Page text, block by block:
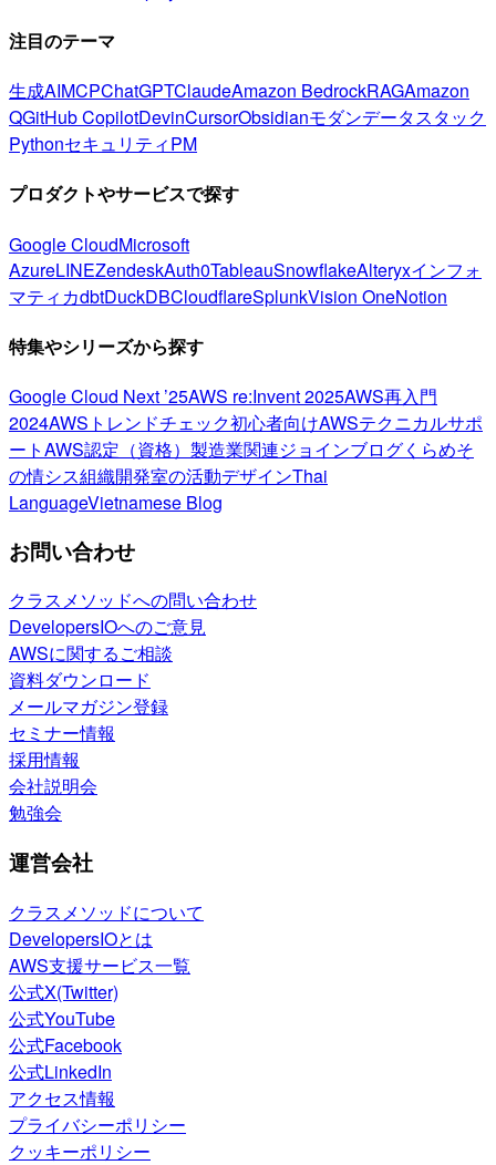
注目のテーマ
生成AIMCPChatGPTClaudeAmazon BedrockRAGAmazon
QGitHub CopilotDevinCursorObsidianモダンデータスタック
PythonセキュリティPM
プロダクトやサービスで探す
Google CloudMicrosoft
AzureLINEZendeskAuth0TableauSnowflakeAlteryxインフォ
マティカdbtDuckDBCloudflareSplunkVision OneNotion
特集やシリーズから探す
Google Cloud Next ’25AWS re:Invent 2025AWS再入門
2024AWSトレンドチェック初心者向けAWSテクニカルサポ
ートAWS認定（資格） 製造業関連ジョインブログくらめそ
の情シス組織開発室の活動デザインThai
LanguageVietnamese Blog
お問い合わせ
クラスメソッドへの問い合わせ
DevelopersIOへのご意見
AWSに関するご相談
資料ダウンロード
メールマガジン登録
セミナー情報
採用情報
会社説明会
勉強会
運営会社
クラスメソッドについて
DevelopersIOとは
AWS支援サービス一覧
公式X(Twitter)
公式YouTube
公式Facebook
公式LinkedIn
アクセス情報
プライバシーポリシー
クッキーポリシー